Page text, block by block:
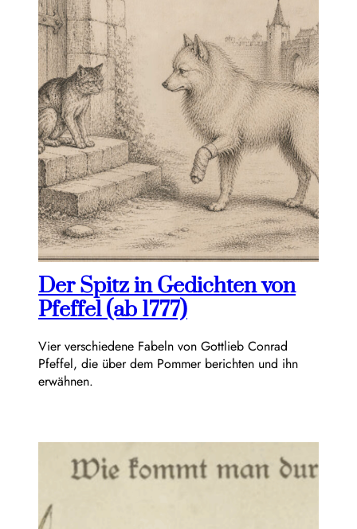
Der Spitz in Gedichten von
Pfeffel (ab 1777)
Vier verschiedene Fabeln von Gottlieb Conrad
Pfeffel, die über dem Pommer berichten und ihn
erwähnen.